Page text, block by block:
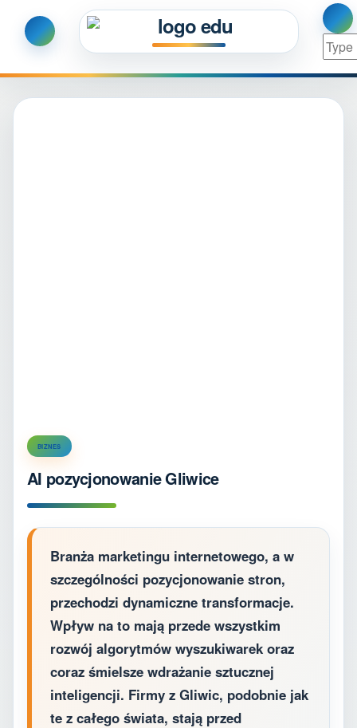
BIZNES
AI pozycjonowanie Gliwice
Branża marketingu internetowego, a w
szczególności pozycjonowanie stron,
przechodzi dynamiczne transformacje.
Wpływ na to mają przede wszystkim
rozwój algorytmów wyszukiwarek oraz
coraz śmielsze wdrażanie sztucznej
inteligencji. Firmy z Gliwic, podobnie jak
te z całego świata, stają przed